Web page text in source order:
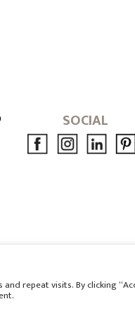
SOCIAL
Soc. Monza 16230
repeat visits. By clicking